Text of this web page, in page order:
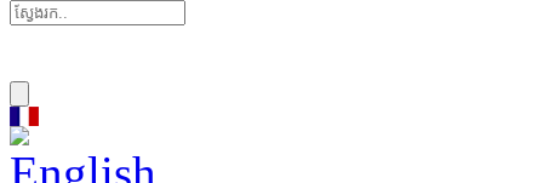
ព្រះរាជសារផ្ញើជូន លោកជំទា
ប្រធានាធិបតីនៃកុំមិនវែលដូមី
ព្រះរាជសារផ្ញើជូន ឯកឧត្តម